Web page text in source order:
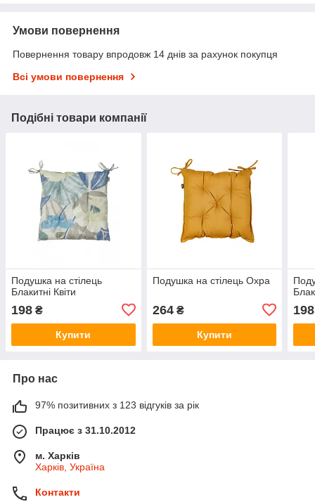
Умови повернення
Повернення товару впродовж 14 днів за рахунок покупця
Всі умови повернення
Подібні товари компанії
Подушка на стілець
Блакитні Квіти
198 ₴
Купити
Подушка на стілець Охра
264₴
Купити
198
Про нас
97% позитивних з 123 відгуків за рік
Працює з 31.10.2012
м. Харків
Харків, Україна
Контакти